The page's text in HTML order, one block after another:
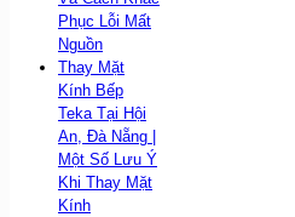
Phục Lỗi Mất
Nguồn
Thay Mặt
Kính Bếp
Teka Tại Hội
An, Đà Nẵng |
Một Số Lưu Ý
Khi Thay Mặt
Kính